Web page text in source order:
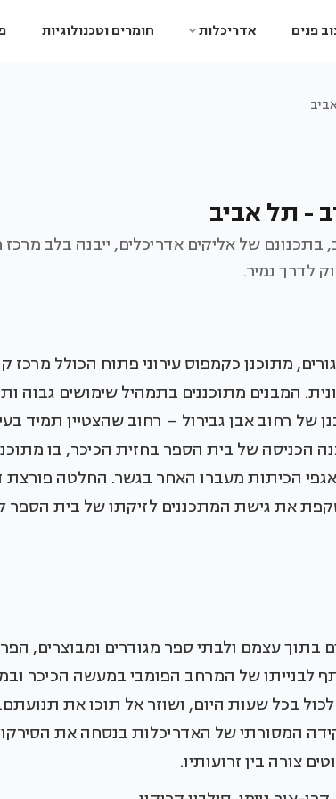
פנים אדריכלות חומרים וטכנולוגיות
- תל אביב
של אליקים אדריכלים, ייבנה בלב מרכז
לדרך נמיר.
מתוכנן כקמפוס עירוני פתוח הכולל מרכז
המבנים מתוכננים בתמהיל שימושים גבוה
של רחוב אבן גבירול – רחוב שהצטיין תמיד
הכניסה של בית הספר בחזית הכיכר, בו
הכיתות מעברו האחר בגשר. החלטה פורצת
את גישת המתכננים לזיקתו של בית הספר
בתוך עצמם ולבתי ספר מגודרים ומבוצרים,
לבנייתו של המרחב הפומבי במעשה הכיכר
בכל שעות היום, ושוזר אל תוכו את תנועתם.
המסורתי של האדריכלות בנסחה את
צורה בין זרועותיו.